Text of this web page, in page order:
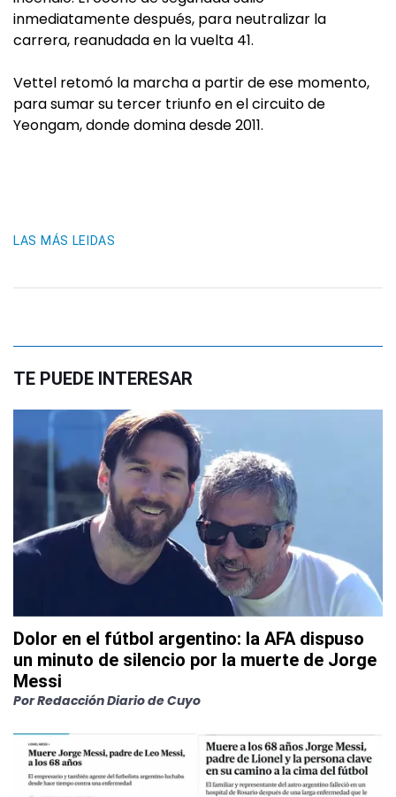
inmediatamente después, para neutralizar la
carrera, reanudada en la vuelta 41.
Vettel retomó la marcha a partir de ese momento,
para sumar su tercer triunfo en el circuito de
Yeongam, donde domina desde 2011.
LAS MÁS LEIDAS
TE PUEDE INTERESAR
Dolor en el fútbol argentino: la AFA dispuso
un minuto de silencio por la muerte de Jorge
Messi
PorRedacción Diario de Cuyo